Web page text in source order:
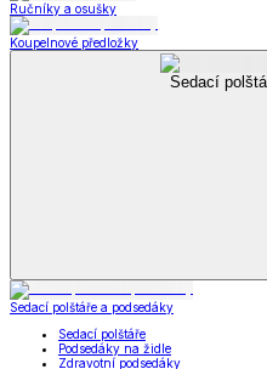
Ručníky a osušky
Koupelnové předložky
Sedací
Sedací polštáře a podsedáky
Sedací polštáře
Podsedáky na židle
Zdravotní podsedáky